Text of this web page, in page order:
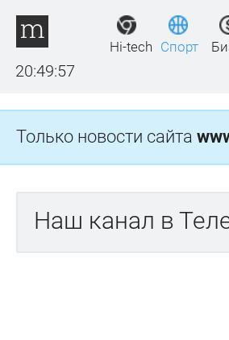
20:49:57
Hi-tech Спорт Бизнес
Только новости сайта
Наш канал в